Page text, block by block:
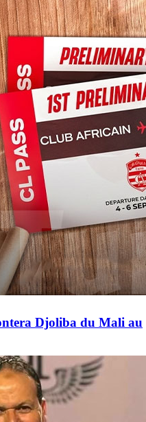
Djoliba du Mali au